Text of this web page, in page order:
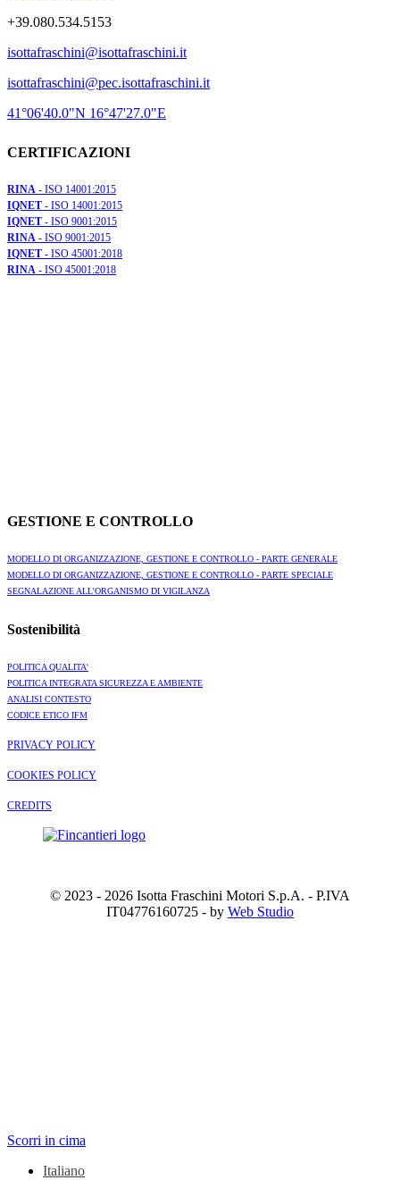
+39.080.534.5153
isottafraschini@isottafraschini.it
isottafraschini@pec.isottafraschini.it
41°06'40.0"N 16°47'27.0"E
CERTIFICAZIONI
RINA - ISO 14001:2015
IQNET - ISO 14001:2015
IQNET - ISO 9001:2015
RINA - ISO 9001:2015
IQNET - ISO 45001:2018
RINA - ISO 45001:2018
GESTIONE E CONTROLLO
MODELLO DI ORGANIZZAZIONE, GESTIONE E CONTROLLO - PARTE GENERALE
MODELLO DI ORGANIZZAZIONE, GESTIONE E CONTROLLO - PARTE SPECIALE
SEGNALAZIONE ALL'ORGANISMO DI VIGILANZA
Sostenibilità
POLITICA QUALITA'
POLITICA INTEGRATA SICUREZZA E AMBIENTE
ANALISI CONTESTO
CODICE ETICO IFM
PRIVACY POLICY
COOKIES POLICY
CREDITS
© 2023 - 2026 Isotta Fraschini Motori S.p.A. - P.IVA
IT04776160725 - by Web Studio
Scorri in cima
Italiano